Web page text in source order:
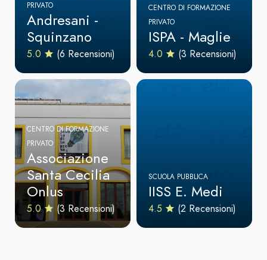
PRIVATO
Andresani -
Squinzano
5.0 (6 Recensioni)
CENTRO DI FORMAZIONE
PRIVATO
ISPA - Maglie
4.0 (3 Recensioni)
CENTRO DI FORMAZIONE
PRIVATO
Associazione
Santa Cecilia
Onlus
5.0 (3 Recensioni)
SCUOLA PUBBLICA
IISS E. Medi
4.5 (2 Recensioni)